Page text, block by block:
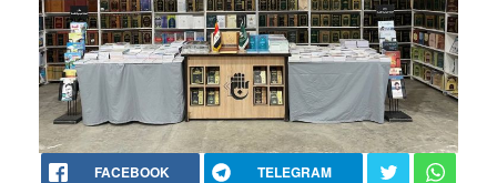
FACEBOOK TELEGRAM